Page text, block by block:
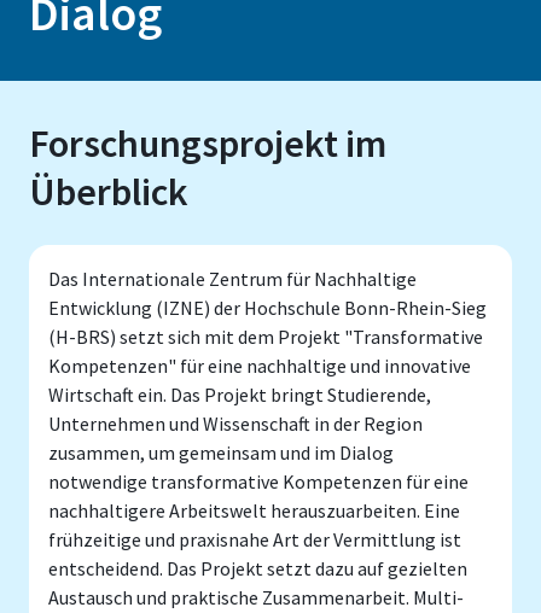
Dialog
Forschungsprojekt im
Überblick
Das Internationale Zentrum für Nachhaltige
Entwicklung (IZNE) der Hochschule Bonn-Rhein-Sieg
(H-BRS) setzt sich mit dem Projekt "Transformative
Kompetenzen" für eine nachhaltige und innovative
Wirtschaft ein. Das Projekt bringt Studierende,
Unternehmen und Wissenschaft in der Region
zusammen, um gemeinsam und im Dialog
notwendige transformative Kompetenzen für eine
nachhaltigere Arbeitswelt herauszuarbeiten. Eine
frühzeitige und praxisnahe Art der Vermittlung ist
entscheidend. Das Projekt setzt dazu auf gezielten
Austausch und praktische Zusammenarbeit. Multi-